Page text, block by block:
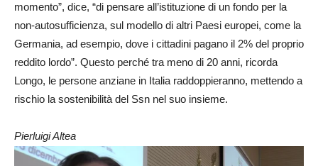
momento”, dice, “di pensare all’istituzione di un fondo per la
non-autosufficienza, sul modello di altri Paesi europei, come la
Germania, ad esempio, dove i cittadini pagano il 2% del proprio
reddito lordo”. Questo perché tra meno di 20 anni, ricorda
Longo, le persone anziane in Italia raddoppieranno, mettendo a
rischio la sostenibilità del Ssn nel suo insieme.
Pierluigi Altea